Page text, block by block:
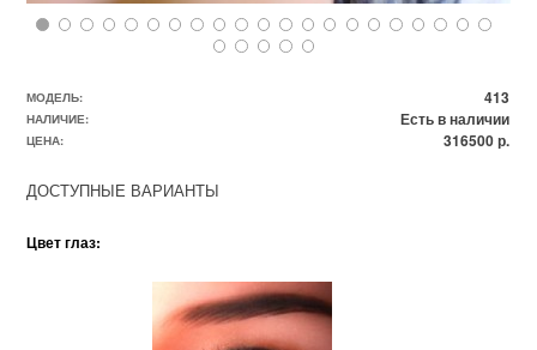
МОДЕЛЬ: 413
НАЛИЧИЕ: Есть в наличии
ЦЕНА: 316500 р.
ДОСТУПНЫЕ ВАРИАНТЫ
Цвет глаз: